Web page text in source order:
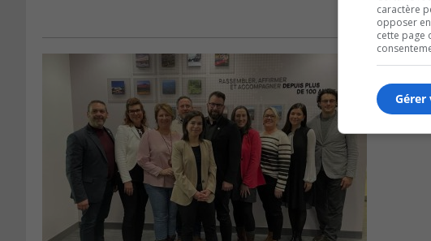
caractère
opposer
cette page
Gérer